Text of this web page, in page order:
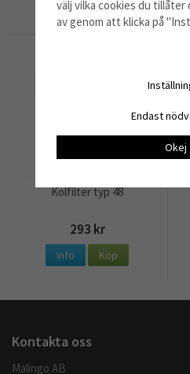
Info Köp
Kolfilter typ 48
293 kr
Info Köp
Kontakta oss
Malingo AB
välj vilka cookies du tillåter
av genom att klicka på
Endast
Okej